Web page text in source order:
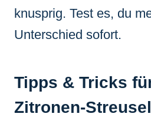
knusprig. Test es, du
Unterschied sofort.
Tipps & Tricks
Zitronen-